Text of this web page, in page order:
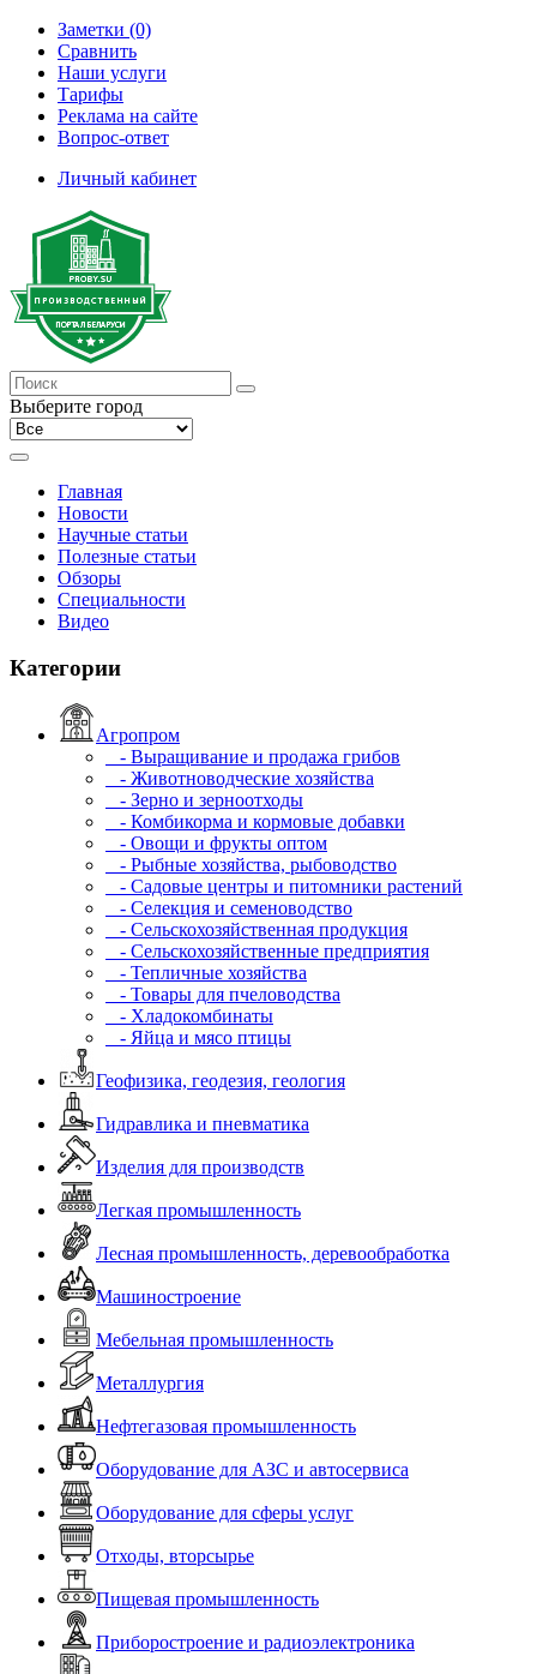
Заметки (0)
Сравнить
Наши услуги
Тарифы
Реклама на сайте
Вопрос-ответ
Личный кабинет
Выберите город
Главная
Новости
Научные статьи
Полезные статьи
Обзоры
Специальности
Видео
Категории
Агропром
- Выращивание и продажа грибов
- Животноводческие хозяйства
- Зерно и зерноотходы
- Комбикорма и кормовые добавки
- Овощи и фрукты оптом
- Рыбные хозяйства, рыбоводство
- Садовые центры и питомники растений
- Селекция и семеноводство
- Сельскохозяйственная продукция
- Сельскохозяйственные предприятия
- Тепличные хозяйства
- Товары для пчеловодства
- Хладокомбинаты
- Яйца и мясо птицы
Геофизика, геодезия, геология
Гидравлика и пневматика
Изделия для производств
Легкая промышленность
Лесная промышленность, деревообработка
Машиностроение
Мебельная промышленность
Металлургия
Нефтегазовая промышленность
Оборудование для АЗС и автосервиса
Оборудование для сферы услуг
Отходы, вторсырье
Пищевая промышленность
Приборостроение и радиоэлектроника